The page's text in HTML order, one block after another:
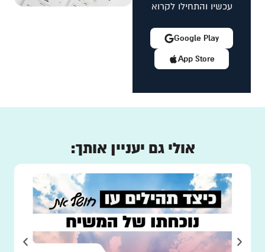
עכשיו והתחילו לקרוא
App Store
Google Play
אולי גם יעניין אותך: